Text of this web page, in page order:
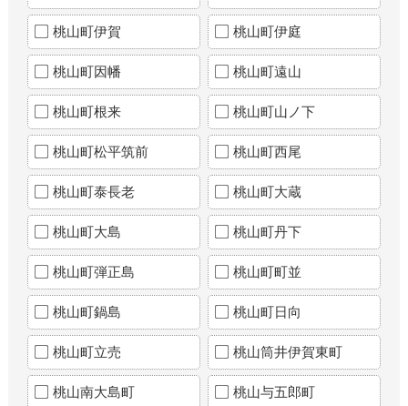
桃山町伊賀 桃山町伊庭
桃山町因幡 桃山町遠山
桃山町根来 桃山町山ノ下
桃山町松平筑前 桃山町西尾
桃山町泰長老 桃山町大蔵
桃山町大島 桃山町丹下
桃山町弾正島 桃山町町並
桃山町鍋島 桃山町日向
桃山町立売 桃山筒井伊賀東町
桃山南大島町 桃山与五郎町